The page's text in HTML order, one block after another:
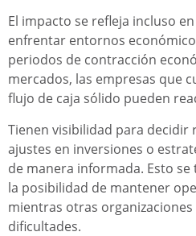
El impacto se refleja incluso
enfrentar entornos
periodos de contracción
mercados, las empresas que
flujo de caja sólido pueden
Tienen visibilidad para decidir
ajustes en inversiones o
de manera informada. Esto
la posibilidad de mantener
mientras otras
dificultades.